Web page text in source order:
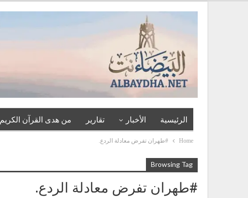
الرئيسية الأخبار تقارير من هدى القرآن الكريم
Home #طهران تفرض معادلة الردع.
Browsing Tag
#طهران تفرض معادلة الردع.